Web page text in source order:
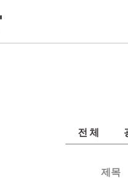
전 체
제목